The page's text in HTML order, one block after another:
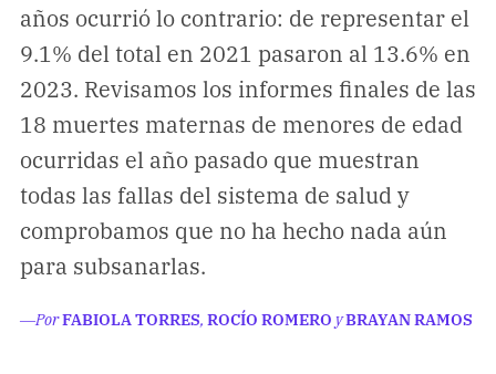
FORMATOS
Entrevistas
Opinión
Biblioterapia
Cartas y réplicas
APÓYANOS
Pon tu lupa sobre lo
años ocurrió lo contrario: de representar el
9.1% del total en 2021 pasaron al 13.6% en
2023. Revisamos los informes finales de las
18 muertes maternas de menores de edad
ocurridas el año pasado que muestran
todas las fallas del sistema de salud y
comprobamos que no ha hecho nada aún
para subsanarlas.
―PorFABIOLA TORRES, ROCÍO ROMERO yBRAYAN RAMOS